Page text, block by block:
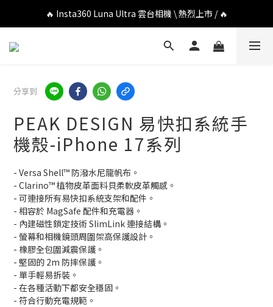
🔥 DJI OSMO POCKET 4P 口袋相機 \ 熱烈上市 / 🔥
🔥 Insta360 Luna Ultra 雲台相機 \ 熱烈上市 / 🔥
🔥 Insta360 GO Ultra Hello Kitty 聯名限定套裝 \ 時尚上市 / 🔥
分享到
PEAK DESIGN 易快扣系統手
機殼-iPhone 17系列
- Versa Shell™ 防潑水尼龍帆布。
- Clarino™ 植物皮革面料貝柔軟皮革觸感。
- 可連接所有易快扣系統支架和配件。
- 相容於 MagSafe 配件和充電器。
- 內建磁性鎖定技術 SlimLink 連接結構。
- 螢幕和相機鏡頭周圍架高保護設計。
- 橡膠全包圍減震保護。
- 堅固的 2m 防摔保護。
- 單手輕易拆裝。
- 在各種活動下都安全穩固。
- 符合行動充電規範。